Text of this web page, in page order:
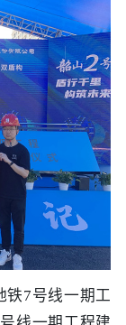
7号线一期工